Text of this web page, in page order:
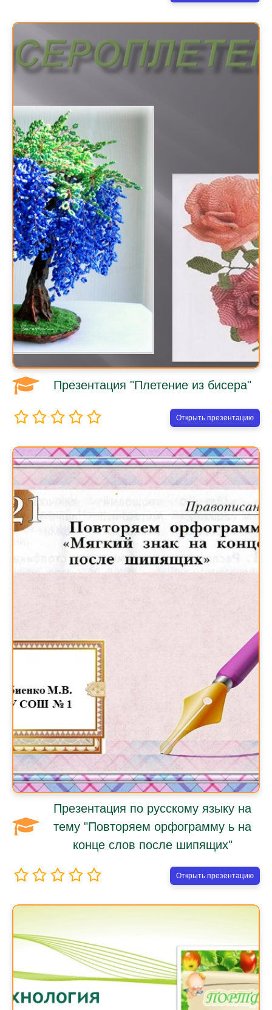
Презентация "Плетение из бисера"
Открыть презентацию
Презентация по русскому языку на
тему "Повторяем орфограмму ь на
конце слов после шипящих"
Открыть презентацию